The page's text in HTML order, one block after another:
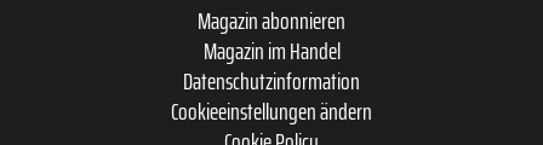
Magazin abonnieren
Magazin im Handel
Datenschutzinformation
Cookieeinstellungen ändern